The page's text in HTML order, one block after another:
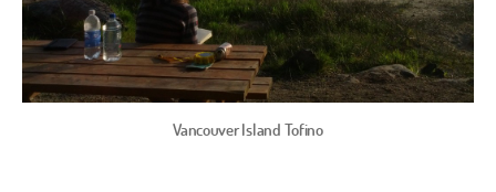
my
Vancouver Island Tofino